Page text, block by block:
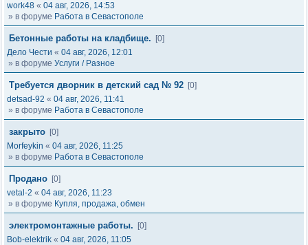
work48 « 04 авг, 2026, 14:53
» в форуме Работа в Севастополе
Бетонные работы на кладбище.
[0]
Дело Чести « 04 авг, 2026, 12:01
» в форуме Услуги / Разное
Требуется дворник в детский сад № 92 [0]
detsad-92 « 04 авг, 2026, 11:41
» в форуме Работа в Севастополе
закрыто [0]
Morfeykin « 04 авг, 2026, 11:25
» в форуме Работа в Севастополе
Продано [0]
vetal-2 « 04 авг, 2026, 11:23
» в форуме Купля, продажа, обмен
электромонтажные работы.
[0]
Bob-elektrik « 04 авг, 2026, 11:05